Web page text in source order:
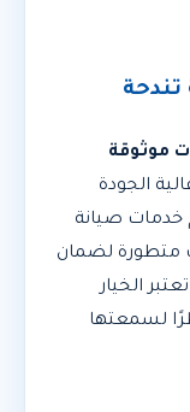
موثوقة
الجودة
خدمات صيانة
متطورة لضمان
الخيار
لسمعتها